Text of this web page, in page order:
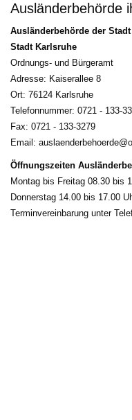
Ausländerbehörde
Ausländerbehörde der
Stadt Karlsruhe
Ordnungs- und Bürgeramt
Adresse: Kaiserallee 8
Ort: 76124 Karlsruhe
Telefonnummer: 0721 - 133-
Fax: 0721 - 133-3279
Email:
Öffnungszeiten
Montag bis Freitag 08.30 bis
Donnerstag 14.00 bis 17.00
Terminvereinbarung unter